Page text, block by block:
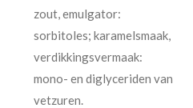
zout, emulgator:
sorbitoles; karamelsmaak,
verdikkingsvermaak:
mono- en diglyceriden van
vetzuren.